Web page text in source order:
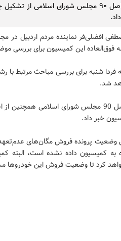
سخنگوی کمیسیون اصل ۹۰ مجلس شورای
افضلی‌فر نماینده مردم اردبیل در
فوق‌العاده این کمیسیون برای بررسی
شنبه برای بررسی مباحث مرتبط با
شد.
سخنگوی کمیسیون اصل 90 مجلس شورای
خبر داد.
وضعیت پرونده فروش مگان‌های
کرد تا وضعیت فروش این